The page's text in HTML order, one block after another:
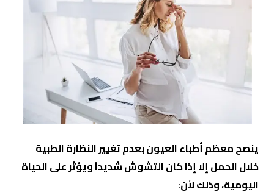
ينصح معظم أطباء العيون بعدم تغيير النظارة الطبية
خلال الحمل إلا إذا كان التشوش شديداً ويؤثر على الحياة
اليومية، وذلك لأن: